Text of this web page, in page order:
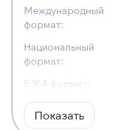
Международный
формат:
Национальный
формат:
E.164 формат:
RFC3966
формат:
Показать